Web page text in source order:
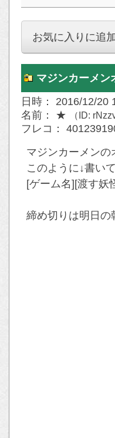
マジンカーメン
日時： 2016/12/20
名前： ★
（ID:
フレコ：
マジンカーメンの
このように↓書い
[ゲーム名][渡す妖
締め切りは明日の